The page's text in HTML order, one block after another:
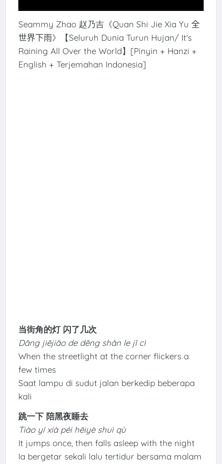
Seammy Zhao 赵乃吉《Quan Shi Jie Xia Yu 全
世界下雨》【Seluruh Dunia Turun Hujan/ It's
Raining All Over the World】[Pinyin + Hanzi +
English + Terjemahan Indonesia]
当街角的灯 闪了几次
Dāng jiējiǎo de dēng shǎn le jǐ cì
When the streetlight at the corner flickers a
few times
Saat lampu di sudut jalan berkedip beberapa
kali
跳一下 陪黑夜睡去
Tiào yí xià péi hēiyè shuì qù
It jumps once, then falls asleep with the night
Ia bergetar sekali lalu tertidur bersama malam